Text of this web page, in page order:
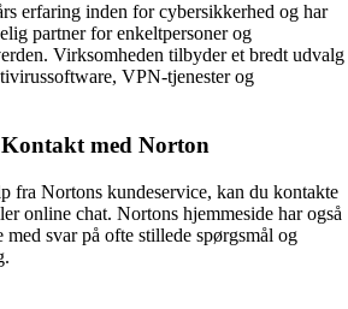
erfaring inden for cybersikkerhed og har
partner for enkeltpersoner og
Virksomheden tilbyder et bredt udvalg
VPN-tjenester og
med Norton
fra Nortons kundeservice, kan du kontakte
online chat. Nortons hjemmeside har også
med svar på ofte stillede spørgsmål og